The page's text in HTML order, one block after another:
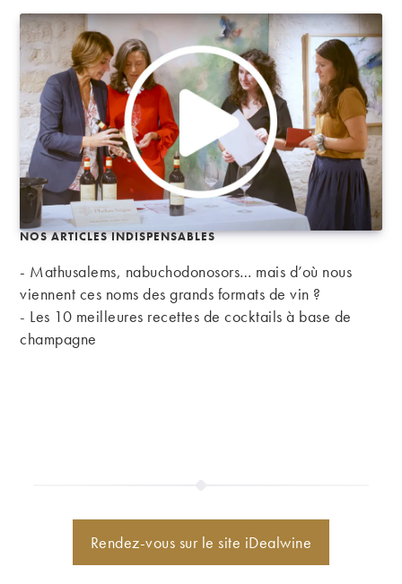
NOS ARTICLES INDISPENSABLES
- Mathusalems, nabuchodonosors… mais d’où nous
viennent ces noms des grands formats de vin ?
- Les 10 meilleures recettes de cocktails à base de
champagne
Rendez-vous sur le site iDealwine